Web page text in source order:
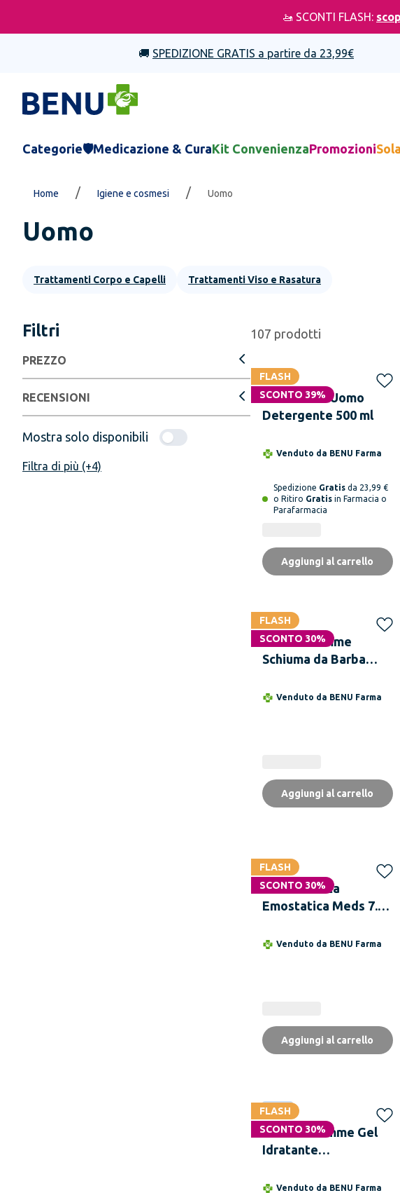
🚤 SCONTI FLASH:
🚚 SPEDIZIONE GRATIS a partire da 23,99€
Categorie🛡️Medicazione & CuraKit ConvenienzaPromozioni
Home / Igiene e cosmesi / Uomo
Uomo
Trattamenti Corpo e Capelli Trattamenti Viso e Rasatura
Filtri
PREZZO
RECENSIONI
Mostra solo disponibili
Filtra di più (+4)
107 prodotti
FLASH
SCONTO 39%
SAUGELLA Uomo
Detergente 500 ml
Venduto da BENU Farma
Spedizione Gratis da 23,99 €
o Ritiro Gratis in Farmacia o
Parafarmacia
Aggiungi al carrello
FLASH
SCONTO 30%
AVENE Homme
Schiuma da Barba
Sensibile Senza
Venduto da BENU Farma
Aggiungi al carrello
FLASH
SCONTO 30%
MEDS Matita
Emostatica Meds 7.5g
Epilazione
Venduto da BENU Farma
Aggiungi al carrello
FLASH
SCONTO 30%
Novità
LIERAC Homme Gel
Idratante
Rivitalizzante 50 ml
Venduto da BENU Farma